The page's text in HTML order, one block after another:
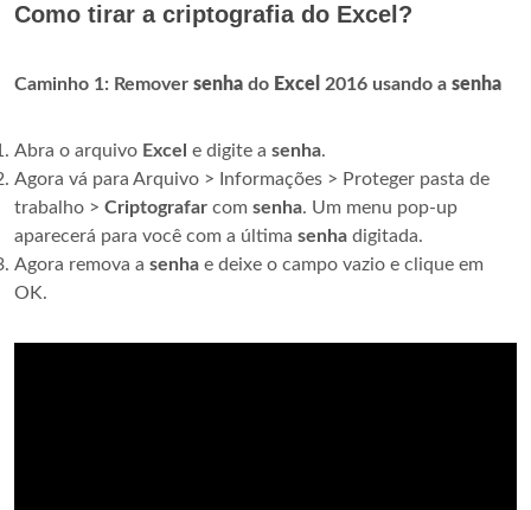
Como tirar a criptografia do Excel?
Caminho 1: Remover senha do Excel 2016 usando a senha
Abra o arquivo Excel e digite a senha.
Agora vá para Arquivo > Informações > Proteger pasta de
trabalho > Criptografar com senha. Um menu pop-up
aparecerá para você com a última senha digitada.
Agora remova a senha e deixe o campo vazio e clique em
OK.